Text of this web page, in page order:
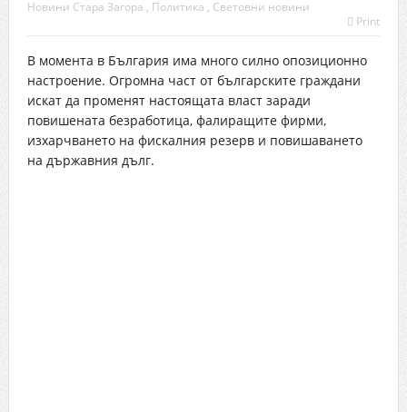
Новини Стара Загора , Политика , Световни новини
Print
В момента в България има много силно опозиционно
настроение. Огромна част от българските граждани
искат да променят настоящата власт заради
повишената безработица, фалиращите фирми,
изхарчването на фискалния резерв и повишаването
на държавния дълг.